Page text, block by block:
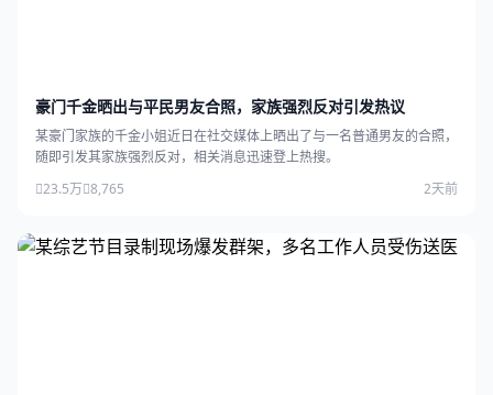
豪门千金晒出与平民男友合照，家族强烈反对引发热议
某豪门家族的千金小姐近日在社交媒体上晒出了与一名普通男友的合照，
随即引发其家族强烈反对，相关消息迅速登上热搜。
23.5万 8,765 2天前